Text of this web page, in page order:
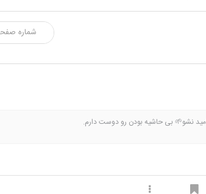
نشو🌱 بی حاشیه بودن رو دوست دارم.